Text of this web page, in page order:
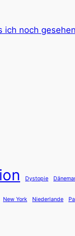
ich noch
Dystopie
New York Niederlande